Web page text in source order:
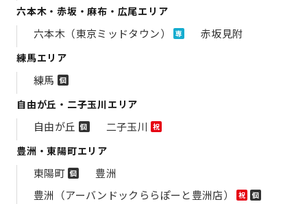
六本木・赤坂・麻布・広尾エリア
六本木（東京ミッドタウン） 専 赤坂見附
練馬エリア
練馬 個
自由が丘・二子玉川エリア
自由が丘 個 二子玉川 祝
豊洲・東陽町エリア
東陽町 個
豊洲
豊洲（アーバンドックららぽーと豊洲店）
祝 個